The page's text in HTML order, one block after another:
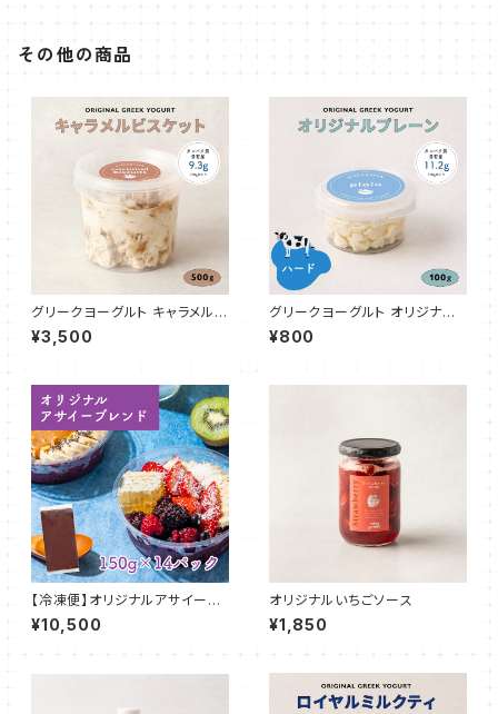
その他の商品
グリークヨーグルト キャラメルビ
スケット 500g
¥3,500
グリークヨーグルト オリジナル
プレーン（ハード70%） 100g
¥800
【冷凍便】オリジナルアサイーブ
レンド 150g 14パック
¥10,500
オリジナルいちごソース
¥1,850